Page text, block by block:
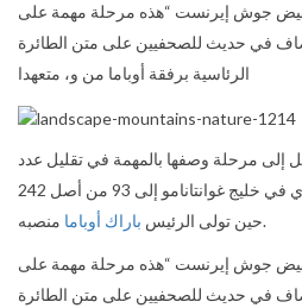
جوش إيرنست “هذه مرحلة مهمة على
في حديث للصحفيين على متن الطائرة
الرئاسية برفقة أوباما من و، متعهدا
مرحلة وصفها بالمهمة في تقليل عدد
المحتجزين بالسجن العسكري في خليج غوانتانامو إلى 93 من أصل 242
حين تولى الرئيس باراك أوباما منصبه.
جوش إيرنست “هذه مرحلة مهمة على
في حديث للصحفيين على متن الطائرة